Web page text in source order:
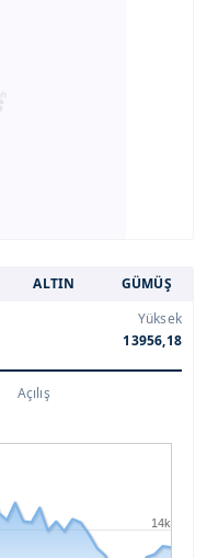
ALTIN GÜMÜŞ
Yüksek
13956,18
Açılış
14k